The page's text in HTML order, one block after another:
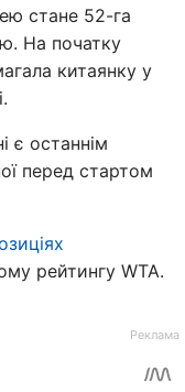
стане 52-га
На початку
китаянку у
є останнім
перед стартом
рейтингу WTA.